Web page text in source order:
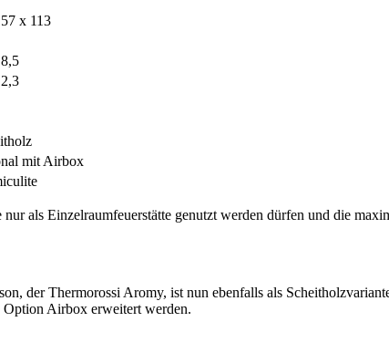
x 113
mit Airbox
als Einzelraumfeuerstätte genutzt werden dürfen und die
der Thermorossi Aromy, ist nun ebenfalls als
Airbox erweitert werden.